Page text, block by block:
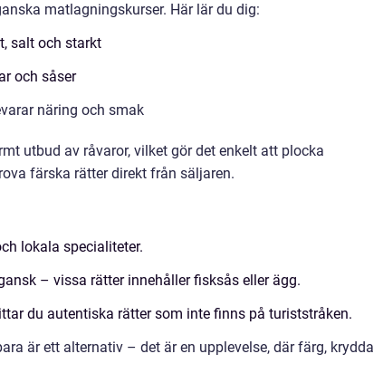
matlagningskurser. Här lär du dig:
salt och starkt
och såser
näring och smak
utbud av råvaror, vilket gör det enkelt att plocka
färska rätter direkt från säljaren.
lokala specialiteter.
– vissa rätter innehåller fisksås eller ägg.
du autentiska rätter som inte finns på turiststråken.
är ett alternativ – det är en upplevelse, där färg, krydda